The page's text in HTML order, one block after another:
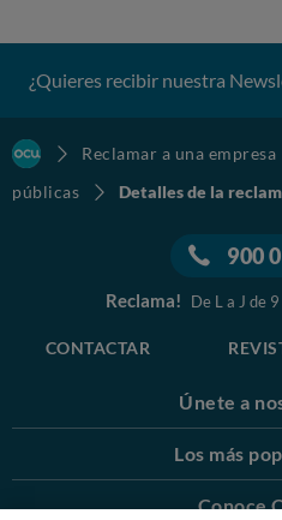
¿Quieres recibir nuestra
Reclamar a una empresa
públicas
Detalles de la
900
Reclama! De L a J de
CONTACTAR
Únete a
Los más
Conoce